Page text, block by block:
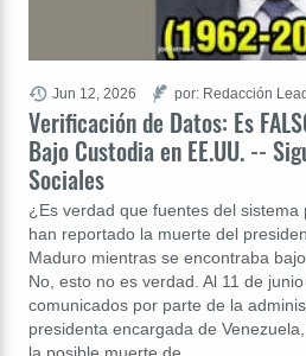
Verificación de Datos: Es
Bajo Custodia en EE.UU. --
Sociales
¿Es verdad que fuentes del sistema
han reportado la muerte del
Maduro mientras se encontraba
No, esto no es verdad. Al 11 de
comunicados por parte de la
presidenta encargada de
Jun 12, 2026 por: Redacción